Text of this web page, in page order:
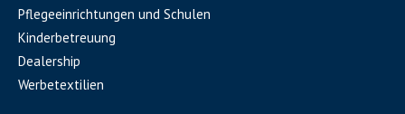
Pflegeeinrichtungen und Schulen
Kinderbetreuung
Dealership
Werbetextilien